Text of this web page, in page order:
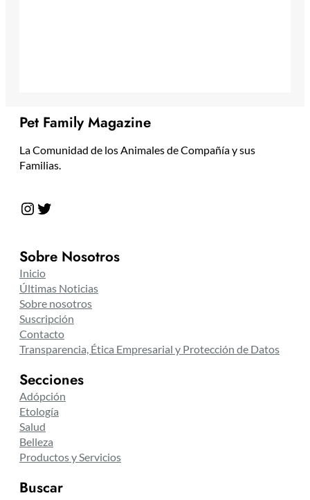
Pet Family Magazine
La Comunidad de los Animales de Compañía y sus
Familias.
Instagram Twitter
Sobre Nosotros
Inicio
Últimas Noticias
Sobre nosotros
Suscripción
Contacto
Transparencia, Ética Empresarial y Protección de Datos
Secciones
Adópción
Etología
Salud
Belleza
Productos y Servicios
Buscar